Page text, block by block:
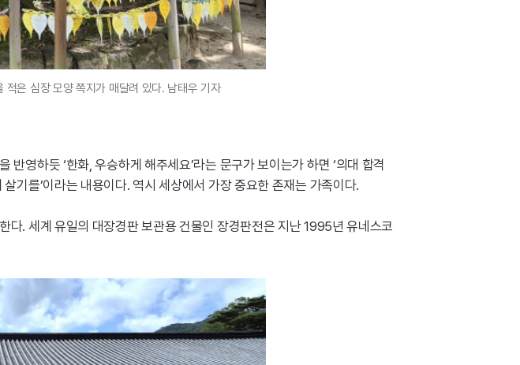
적은 심장 모양 쪽지가 매달려 있다. 남태우 기자
영하듯 ‘한화, 우승하게 해주세요’라는 문구가 보이는가 하면 ‘의대 합격
기를’이라는 내용이다. 역시 세상에서 가장 중요한 존재는 가족이다.
. 세계 유일의 대장경판 보관용 건물인 장경판전은 지난 1995년 유네스코